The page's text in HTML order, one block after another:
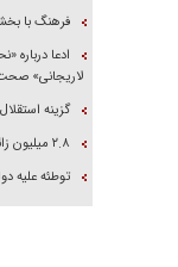
فرهنگ با
ادعا درباره
لاریجانی»
گزینه
۲.۸ میلیون زائر به کشور بازگشتند
توطئه علیه